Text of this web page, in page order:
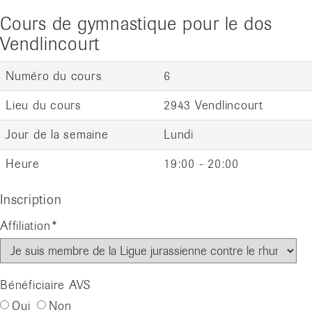
Cours de gymnastique pour le dos
Vendlincourt
Numéro du cours
6
Lieu du cours
2943 Vendlincourt
Jour de la semaine
Lundi
Heure
19:00 - 20:00
Inscription
Affiliation
Bénéficiaire AVS
Oui
Non